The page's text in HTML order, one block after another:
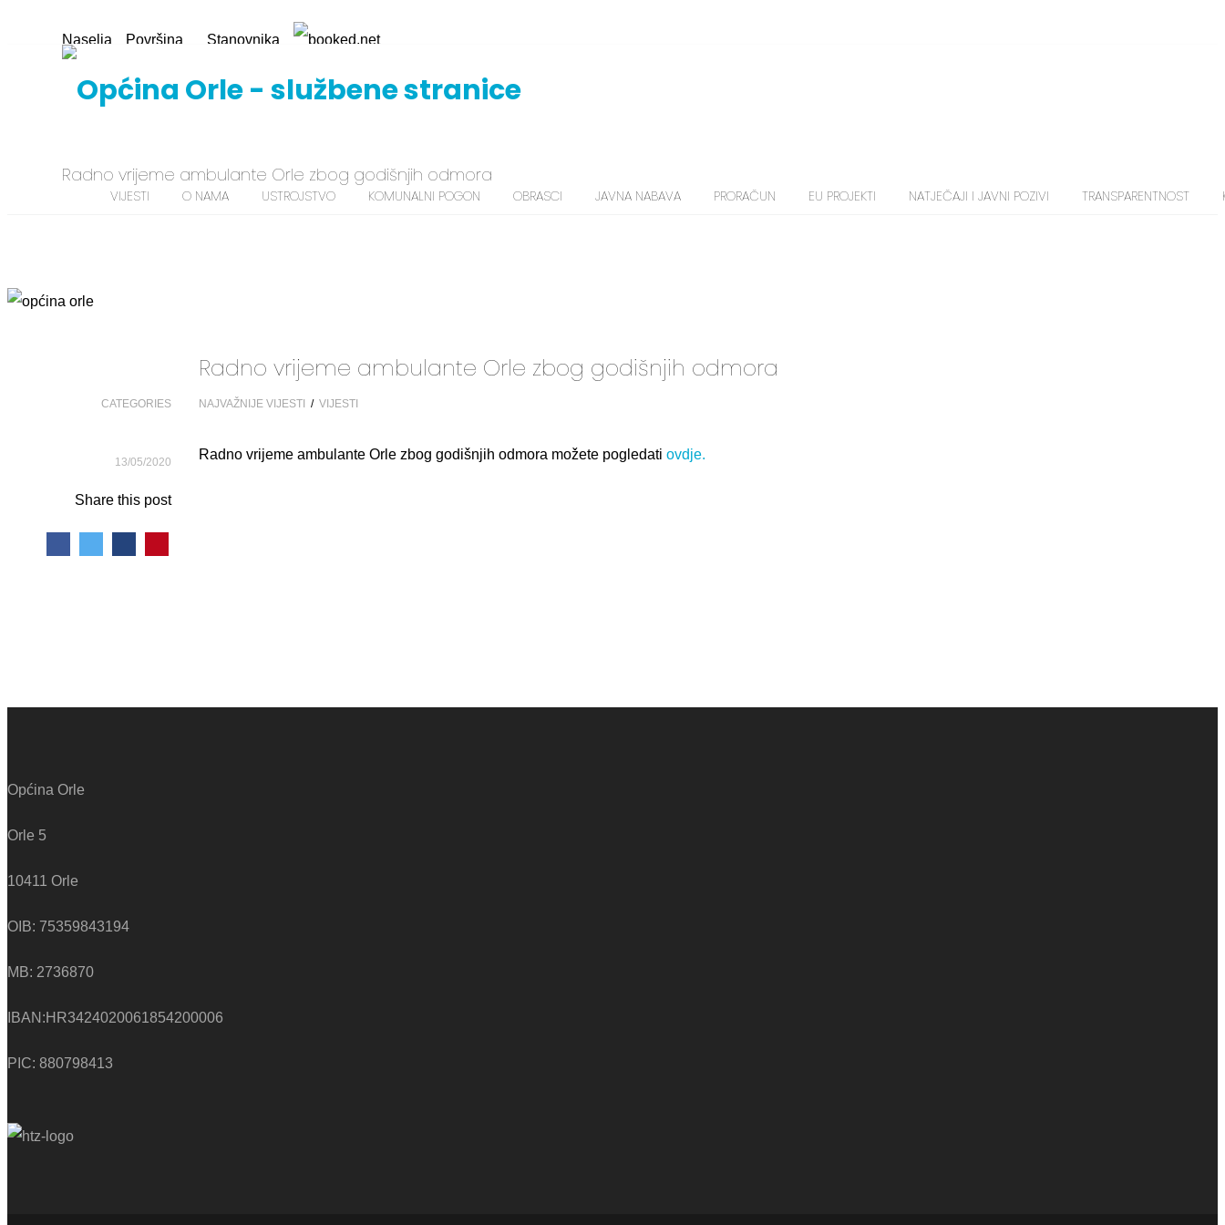
Naselja Površina
57.61 km2
Stanovnika
1975
VIJESTI O NAMA USTROJSTVO KOMUNALNI POGON OBRASCI JAVNA NABAVA PRORAČUN EU PROJEKTI NATJEČAJI I JAVNI POZIVI TRANSPARENTNOST
Radno vrijeme ambulante Orle zbog godišnjih odmora
Radno vrijeme ambulante Orle zbog godišnjih odmora
CATEGORIES NAJVAŽNIJE VIJESTI / VIJESTI
13/05/2020
Share this post
Radno vrijeme ambulante Orle zbog godišnjih odmora možete pogledati ovdje.
Općina Orle
Orle 5
10411 Orle
OIB: 75359843194
MB: 2736870
IBAN:HR3424020061854200006
PIC: 880798413